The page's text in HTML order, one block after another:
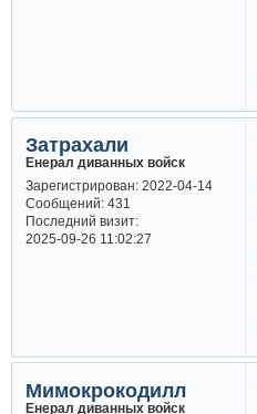
Затрахали
Енерал диванных войск
Зарегистрирован: 2022-04-14
Сообщений:431
Последний визит:
2025-09-26 11:02:27
Мимокрокодилл
Енерал диванных войск